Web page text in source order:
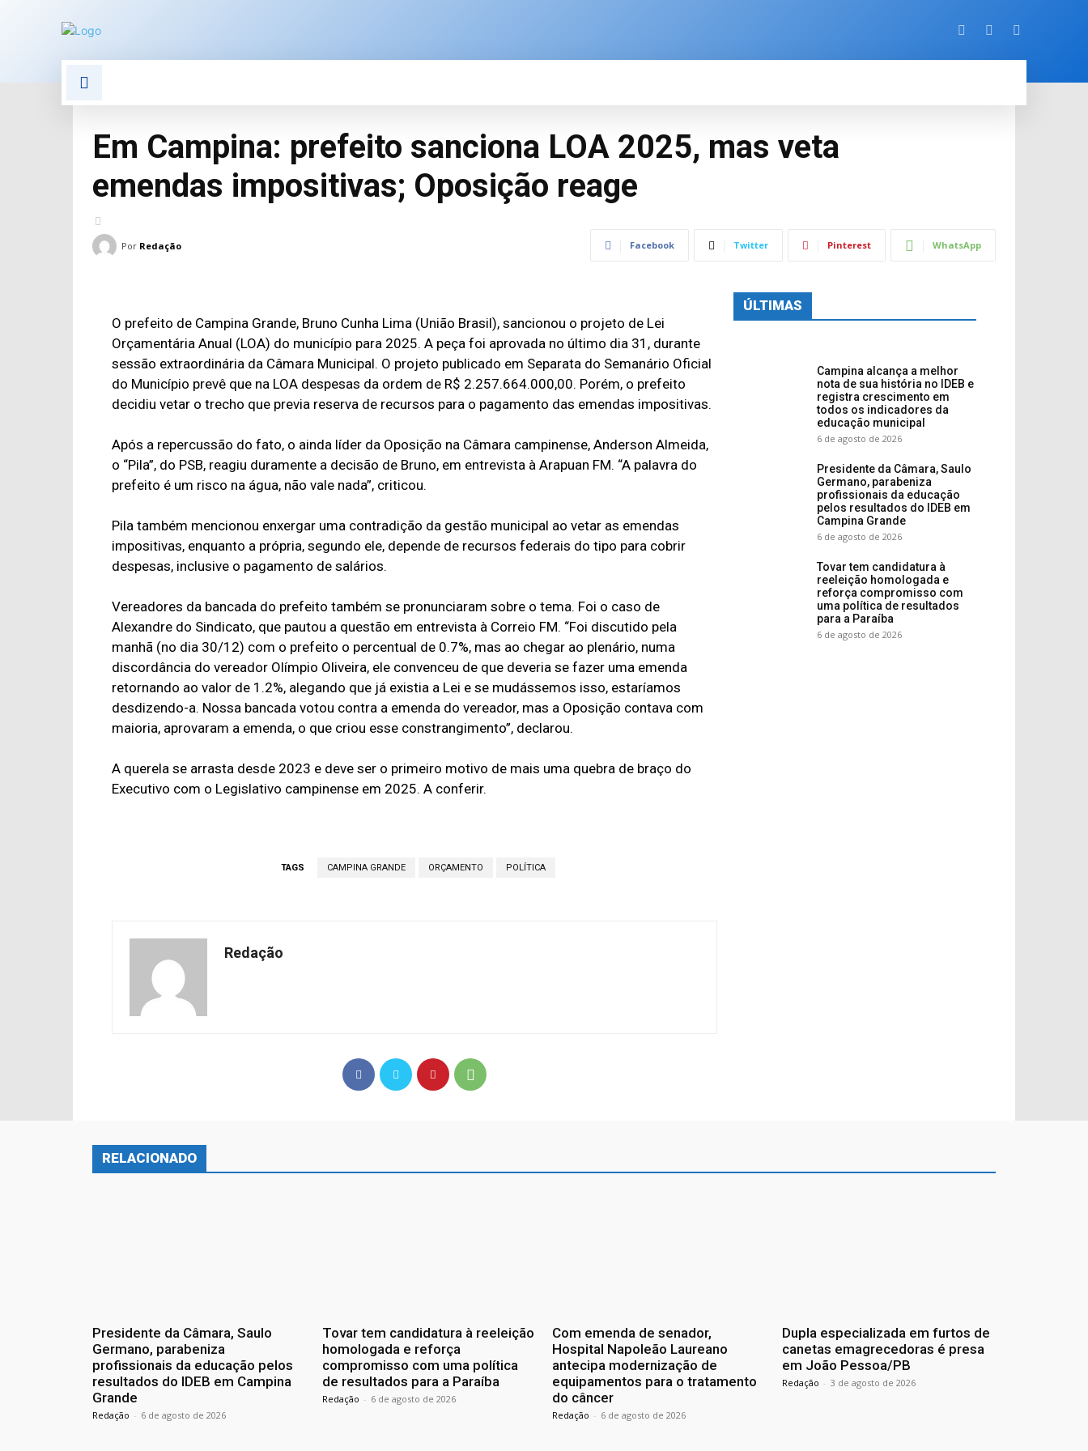
Em Campina: prefeito sanciona LOA 2025, mas veta
emendas impositivas; Oposição reage
Por Redação Facebook Twitter Pinterest WhatsApp
O prefeito de Campina Grande, Bruno Cunha Lima (União Brasil), sancionou o projeto de Lei
Orçamentária Anual (LOA) do município para 2025. A peça foi aprovada no último dia 31, durante
sessão extraordinária da Câmara Municipal. O projeto publicado em Separata do Semanário Oficial
do Município prevê que na LOA despesas da ordem de R$ 2.257.664.000,00. Porém, o prefeito
decidiu vetar o trecho que previa reserva de recursos para o pagamento das emendas impositivas.
Após a repercussão do fato, o ainda líder da Oposição na Câmara campinense, Anderson Almeida,
o “Pila”, do PSB, reagiu duramente a decisão de Bruno, em entrevista à Arapuan FM. “A palavra do
prefeito é um risco na água, não vale nada”, criticou.
Pila também mencionou enxergar uma contradição da gestão municipal ao vetar as emendas
impositivas, enquanto a própria, segundo ele, depende de recursos federais do tipo para cobrir
despesas, inclusive o pagamento de salários.
Vereadores da bancada do prefeito também se pronunciaram sobre o tema. Foi o caso de
Alexandre do Sindicato, que pautou a questão em entrevista à Correio FM. “Foi discutido pela
manhã (no dia 30/12) com o prefeito o percentual de 0.7%, mas ao chegar ao plenário, numa
discordância do vereador Olímpio Oliveira, ele convenceu de que deveria se fazer uma emenda
retornando ao valor de 1.2%, alegando que já existia a Lei e se mudássemos isso, estaríamos
desdizendo-a. Nossa bancada votou contra a emenda do vereador, mas a Oposição contava com
maioria, aprovaram a emenda, o que criou esse constrangimento”, declarou.
A querela se arrasta desde 2023 e deve ser o primeiro motivo de mais uma quebra de braço do
Executivo com o Legislativo campinense em 2025. A conferir.
TAGS CAMPINA GRANDE ORÇAMENTO POLÍTICA
Redação
ÚLTIMAS
Campina alcança a melhor
nota de sua história no IDEB e
registra crescimento em
todos os indicadores da
educação municipal
6 de agosto de 2026
Presidente da Câmara, Saulo
Germano, parabeniza
profissionais da educação
pelos resultados do IDEB em
Campina Grande
6 de agosto de 2026
Tovar tem candidatura à
reeleição homologada e
reforça compromisso com
uma política de resultados
para a Paraíba
6 de agosto de 2026
RELACIONADO
Presidente da Câmara, Saulo
Germano, parabeniza
profissionais da educação pelos
resultados do IDEB em Campina
Grande
Redação - 6 de agosto de 2026
Tovar tem candidatura à reeleição
homologada e reforça
compromisso com uma política
de resultados para a Paraíba
Redação - 6 de agosto de 2026
Com emenda de senador,
Hospital Napoleão Laureano
antecipa modernização de
equipamentos para o tratamento
do câncer
Redação - 6 de agosto de 2026
Dupla especializada em furtos de
canetas emagrecedoras é presa
em João Pessoa/PB
Redação - 3 de agosto de 2026